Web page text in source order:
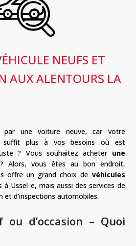
NEUFS ET
AUX ALENTOURS LA
par une voiture neuve, car votre
suffit plus à vos besoins où est
? Vous souhaitez acheter une
? Alors, vous êtes au bon endroit,
offre un grand choix de véhicules
à Ussel e, mais aussi des services de
et d’inspections automobiles.
ou d’occasion – Quoi